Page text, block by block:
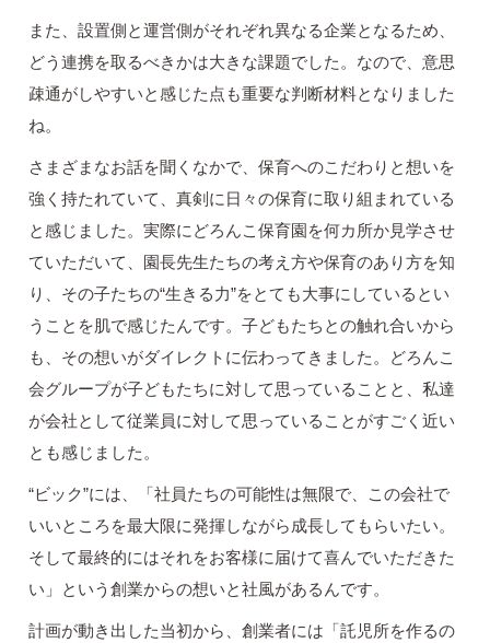
また、設置側と運営側がそれぞれ異なる企業となるため、
どう連携を取るべきかは大きな課題でした。なので、意思
疎通がしやすいと感じた点も重要な判断材料となりました
ね。
さまざまなお話を聞くなかで、保育へのこだわりと想いを
強く持たれていて、真剣に日々の保育に取り組まれている
と感じました。実際にどろんこ保育園を何カ所か見学させ
ていただいて、園長先生たちの考え方や保育のあり方を知
り、その子たちの“生きる力”をとても大事にしているとい
うことを肌で感じたんです。子どもたちとの触れ合いから
も、その想いがダイレクトに伝わってきました。どろんこ
会グループが子どもたちに対して思っていることと、私達
が会社として従業員に対して思っていることがすごく近い
とも感じました。
“ビック”には、「社員たちの可能性は無限で、この会社で
いいところを最大限に発揮しながら成長してもらいたい。
そして最終的にはそれをお客様に届けて喜んでいただきた
い」という創業からの想いと社風があるんです。
計画が動き出した当初から、創業者には「託児所を作るの